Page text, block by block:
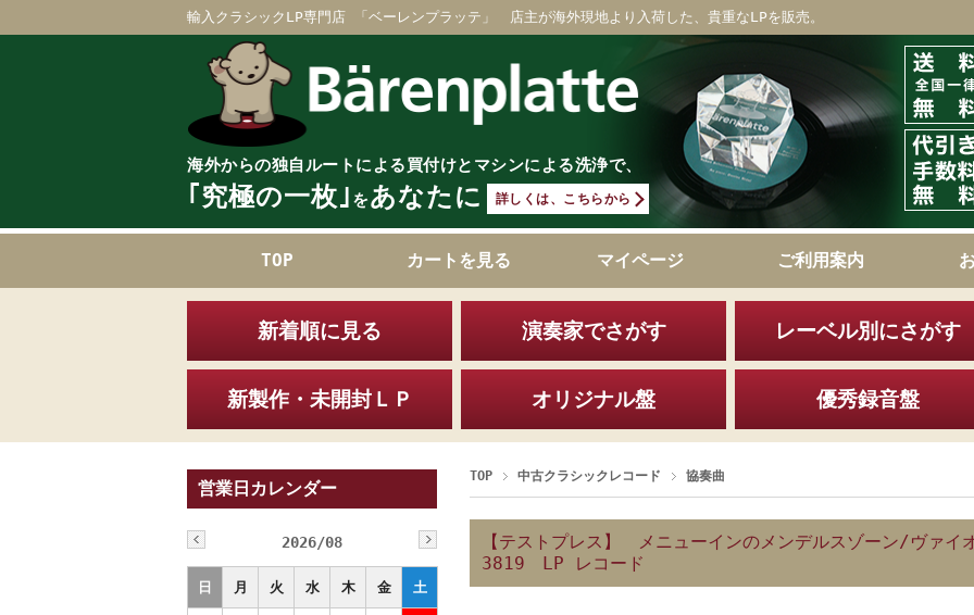
輸入クラシックLP専門店 「ベーレンプラッテ」 店主が海外現地より入荷した、貴重なLPを販売。
海外からの独自ルートによる買付けとマシンによる洗浄で、
｢究極の一枚｣ をあなたに 詳しくは、こちらから
TOP カートを見る マイページ ご利用案内
新着順に見る 演奏家でさがす レーベル別にさがす
新製作・未開封ＬＰ オリジナル盤 優秀録音盤
TOP 中古クラシックレコード 協奏曲
【テストプレス】 メニューインのメンデルスゾーン/ヴァイ
3819 LP レコード
営業日カレンダー
2026/08
日 月 火 水 木 金 土